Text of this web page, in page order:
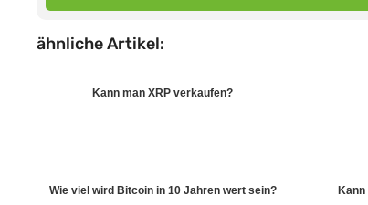
ähnliche Artikel:
Kann man XRP verkaufen?
Wie viel wird Bitcoin in 10 Jahren wert sein? Kann